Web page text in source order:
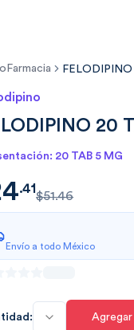
Farmacia
20
20 TAB 5 MG
.41
$51.46
Envío a todo México